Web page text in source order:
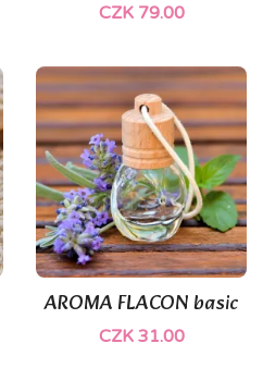
CZK 79.00
AROMA FLACON basic
CZK 31.00